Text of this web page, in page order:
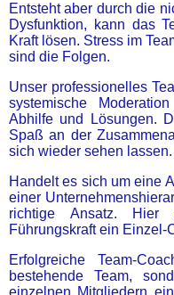
Entsteht aber durch die
Dysfunktion, kann das
Kraft lösen. Stress im
sind die Folgen.
Unser professionelles
systemische
Abhilfe und Lösungen.
Spaß an der
sich wieder sehen lassen.
Handelt es sich um eine
einer
richtige Ansatz. Hier
Führungskraft ein Einzel-
Erfolgreiche Team-
bestehende Team,